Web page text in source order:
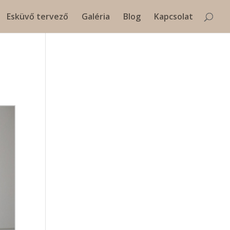
Esküvő tervező Galéria Blog Kapcsolat